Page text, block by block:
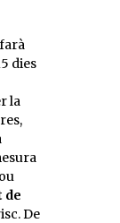
dies
la
de
De